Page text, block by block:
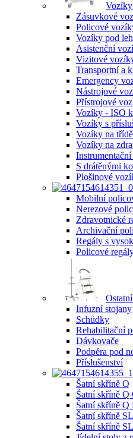
Zásuvkové
Policové
Vozíky pod
Asistenční
Vizitové
Transportní a
Emergency
Nástrojové
Přístrojové
Vozíky - ISO
Vozíky s
Vozíky na
Vozíky na
S drátěnými
Plošinové
Mobilní
Nerezové
Zdravotnické
Archivační
Regály s
Policové
Infuzní stojany
Schůdky
Rehabilitační
Dávkovače
Podpěra pod
Příslušenství
Šatní skříně Q
Šatní skříně
Šatní skříně
Šatní skříně
Šatní skříně